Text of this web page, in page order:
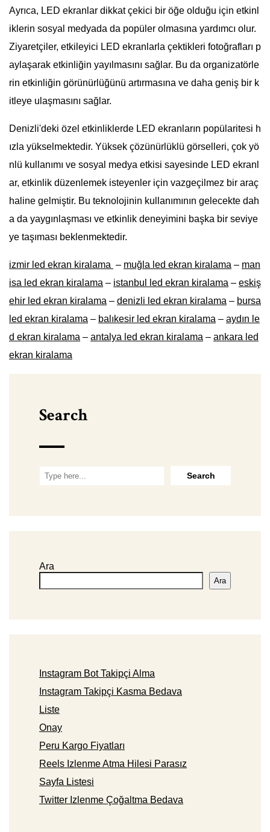
Ayrıca, LED ekranlar dikkat çekici bir öğe olduğu için etkinl
iklerin sosyal medyada da popüler olmasına yardımcı olur.
Ziyaretçiler, etkileyici LED ekranlarla çektikleri fotoğrafları p
aylaşarak etkinliğin yayılmasını sağlar. Bu da organizatörle
rin etkinliğin görünürlüğünü artırmasına ve daha geniş bir k
itleye ulaşmasını sağlar.
Denizli'deki özel etkinliklerde LED ekranların popülaritesi h
ızla yükselmektedir. Yüksek çözünürlüklü görselleri, çok yö
nlü kullanımı ve sosyal medya etkisi sayesinde LED ekranl
ar, etkinlik düzenlemek isteyenler için vazgeçilmez bir araç
haline gelmiştir. Bu teknolojinin kullanımının gelecekte dah
a da yaygınlaşması ve etkinlik deneyimini başka bir seviye
ye taşıması beklenmektedir.
izmir led ekran kiralama – muğla led ekran kiralama – man
isa led ekran kiralama – istanbul led ekran kiralama – eskiş
ehir led ekran kiralama – denizli led ekran kiralama – bursa
led ekran kiralama – balıkesir led ekran kiralama – aydın le
d ekran kiralama – antalya led ekran kiralama – ankara led
ekran kiralama
Search
Ara
Ara
Instagram Bot Takipçi Alma
Instagram Takipçi Kasma Bedava
Liste
Onay
Peru Kargo Fiyatları
Reels Izlenme Atma Hilesi Parasız
Sayfa Listesi
Twitter Izlenme Çoğaltma Bedava